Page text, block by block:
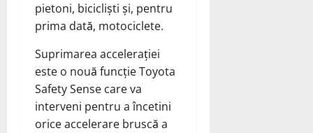
pietoni, bicicliști și, pentru
prima dată, motociclete.
Suprimarea accelerației
este o nouă funcție Toyota
Safety Sense care va
interveni pentru a încetini
orice accelerare bruscă a